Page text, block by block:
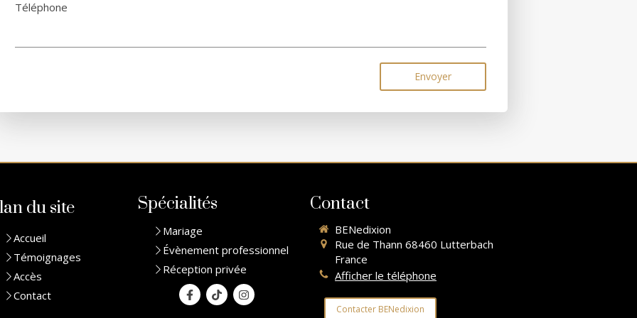
Téléphone
Envoyer
du site
Accueil
Témoignages
Accès
Contact
Spécialités
Mariage
Évènement professionnel
Réception privée
Contact
BENedixion
Rue de Thann 68460 Lutterbach
France
Afficher le téléphone
Contacter BENedixion